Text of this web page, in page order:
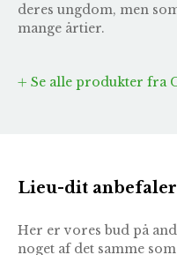
deres ungdom, men
mange årtier.
Se alle produkter fra
Lieu-dit anbefaler
Her er vores bud på
noget af det samme